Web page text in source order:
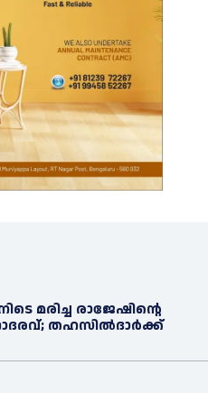
മരിച്ച രാജേഷിന്റെ
തഹസിൽദാർക്ക്